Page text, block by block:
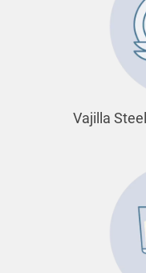
Vajilla